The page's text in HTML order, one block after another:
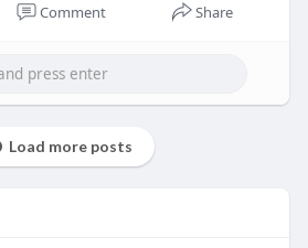
Comment Share
Load more posts